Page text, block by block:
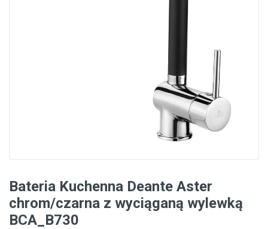
Bateria Kuchenna Deante Aster
chrom/czarna z wyciąganą wylewką
BCA_B730